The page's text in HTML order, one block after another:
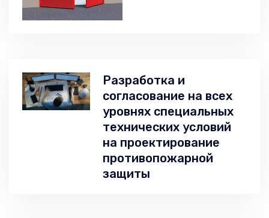
Разработка и
согласование на всех
уровнях специальных
технических условий
на проектирование
противопожарной
защиты